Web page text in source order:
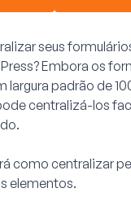
seus
Embora os
largura padrão de
centralizá-los
como centralizar
elementos.